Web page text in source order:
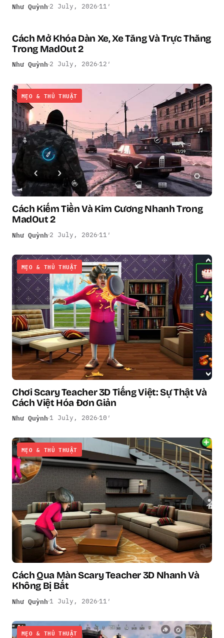
Như Quỳnh 2 July, 2026 11′
MẸO & THỦ THUẬT
Cách Mở Khóa Dàn Xe, Xe Tăng Và Trực Thăng
Trong MadOut 2
Như Quỳnh 2 July, 2026 12′
MẸO & THỦ THUẬT
Cách Kiếm Tiền Và Kim Cương Nhanh Trong
MadOut 2
Như Quỳnh 2 July, 2026 11′
MẸO & THỦ THUẬT
Chơi Scary Teacher 3D Tiếng Việt: Sự Thật Và
Cách Việt Hóa Đơn Giản
Như Quỳnh 1 July, 2026 10′
MẸO & THỦ THUẬT
Cách Qua Màn Scary Teacher 3D Nhanh Và
Không Bị Bắt
Như Quỳnh 1 July, 2026 11′
MẸO & THỦ THUẬT